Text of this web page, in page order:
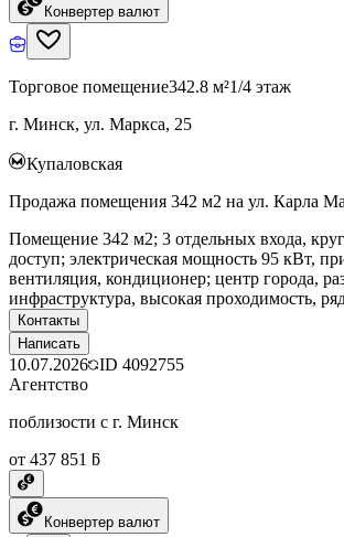
Конвертер валют
Торговое помещение342.8 м²1/4 этаж
г. Минск, ул. Маркса, 25
Купаловская
Продажа помещения 342 м2 на ул. Карла
Помещение 342 м2; 3 отдельных входа,
доступ; электрическая мощность 95 кВт,
вентиляция, кондиционер; центр города,
инфраструктура, высокая проходимость,
Контакты
Написать
10.07.2026 ID 4092755
Агентство
поблизости с г. Минск
от 437 851 ƃ
Конвертер валют